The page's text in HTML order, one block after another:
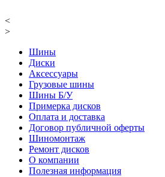
<
>
Шины
Диски
Аксессуары
Грузовые шины
Шины Б/У
Примерка дисков
Оплата и доставка
Договор публичной оферты
Шиномонтаж
Ремонт дисков
О компании
Полезная информация